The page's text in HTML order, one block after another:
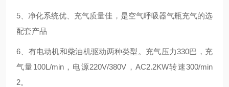
5、净化系统优、充气质量佳，是空气呼吸器气瓶充气的选
配套产品
6、有电动机和柴油机驱动两种类型。充气压力330巴，充
气量100L/min，电源220V/380V，AC2.2KW转速300/min
2。